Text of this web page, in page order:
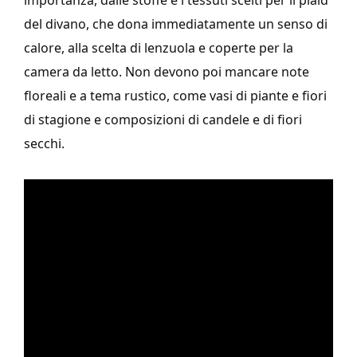
del divano, che dona immediatamente un senso di
calore, alla scelta di lenzuola e coperte per la
camera da letto. Non devono poi mancare note
floreali e a tema rustico, come vasi di piante e fiori
di stagione e composizioni di candele e di fiori
secchi.